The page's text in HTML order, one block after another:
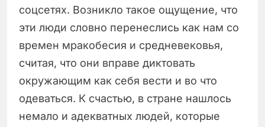
соцсетях. Возникло такое ощущение, что
эти люди словно перенеслись как нам со
времен мракобесия и средневековья,
считая, что они вправе диктовать
окружающим как себя вести и во что
одеваться. К счастью, в стране нашлось
немало и адекватных людей, которые